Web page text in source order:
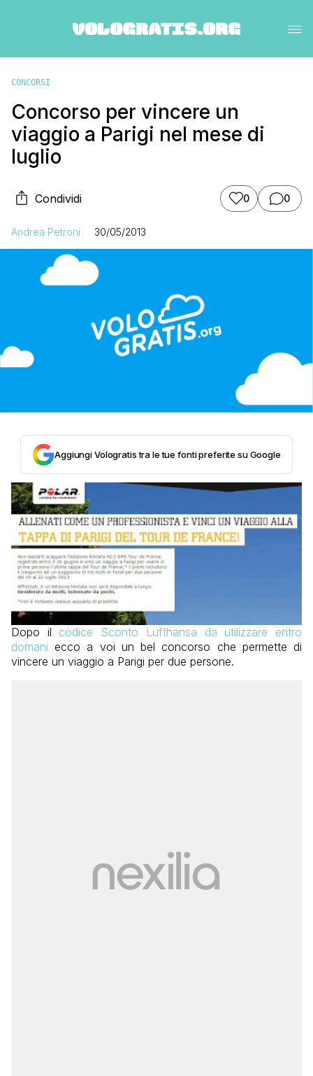
CONCORSI
Concorso per vincere un
viaggio a Parigi nel mese di
luglio
Condividi 0 0
Andrea Petroni 30/05/2013
Aggiungi Vologratis tra le tue fonti preferite su Google
Dopo il codice Sconto Lufthansa da utilizzare entro
domani ecco a voi un bel concorso che permette di
vincere un viaggio a Parigi per due persone.